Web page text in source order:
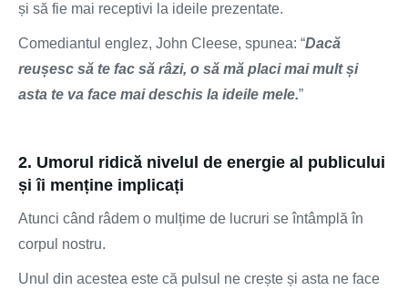
și să fie mai receptivi la ideile prezentate.
Comediantul englez, John Cleese, spunea: “Dacă
reușesc să te fac să râzi, o să mă placi mai mult și
asta te va face mai deschis la ideile mele.”
2. Umorul ridică nivelul de energie al publicului
și îi menține implicați
Atunci când râdem o mulțime de lucruri se întâmplă în
corpul nostru.
Unul din acestea este că pulsul ne crește și asta ne face